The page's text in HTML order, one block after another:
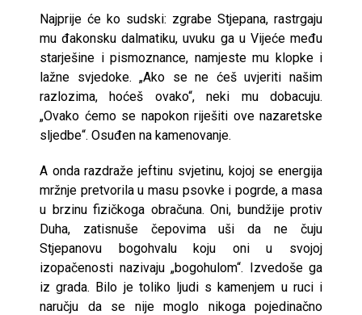
Najprije će ko sudski: zgrabe Stjepana, rastrgaju
mu đakonsku dalmatiku, uvuku ga u Vijeće među
starješine i pismoznance, namjeste mu klopke i
lažne svjedoke. „Ako se ne ćeš uvjeriti našim
razlozima, hoćeš ovako“, neki mu dobacuju.
„Ovako ćemo se napokon riješiti ove nazaretske
sljedbe“. Osuđen na kamenovanje.
A onda razdraže jeftinu svjetinu, kojoj se energija
mržnje pretvorila u masu psovke i pogrde, a masa
u brzinu fizičkoga obračuna. Oni, bundžije protiv
Duha, zatisnuše čepovima uši da ne čuju
Stjepanovu bogohvalu koju oni u svojoj
izopačenosti nazivaju „bogohulom“. Izvedoše ga
iz grada. Bilo je toliko ljudi s kamenjem u ruci i
naručju da se nije moglo nikoga pojedinačno